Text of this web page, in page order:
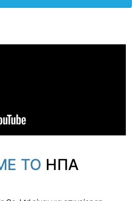
ΤΟ ΗΠΑ